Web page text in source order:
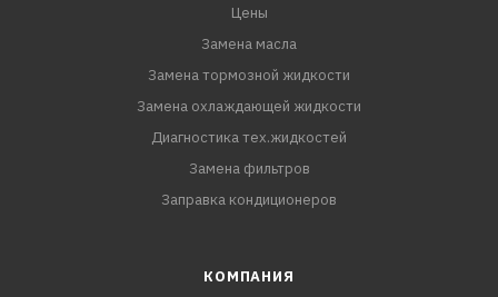
Цены
Замена масла
Замена тормозной жидкости
Замена охлаждающей жидкости
Диагностика тех.жидкостей
Замена фильтров
Заправка кондиционеров
КОМПАНИЯ